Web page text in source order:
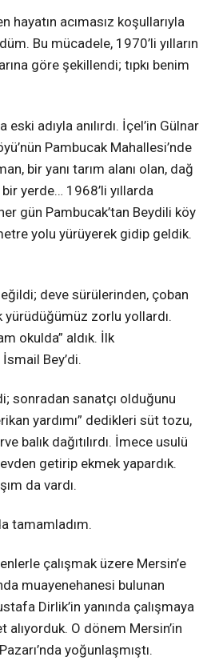
hayatın acımasız koşullarıyla
Bu mücadele, 1970’li yılların
göre şekillendi; tıpkı benim
adıyla anılırdı. İçel’in Gülnar
Pambucak Mahallesi’nde
bir yanı tarım alanı olan, dağ
yerde… 1968’li yıllarda
gün Pambucak’tan Beydili köy
yolu yürüyerek gidip geldik.
deve sürülerinden, çoban
zorlu yollardı.
okulda” aldık. İlk
Bey’di.
sonradan sanatçı olduğunu
yardımı” dedikleri süt tozu,
balık dağıtılırdı. İmece usulü
getirip ekmek yapardık.
da vardı.
tamamladım.
çalışmak üzere Mersin’e
muayenehanesi bulunan
Dirlik’in yanında çalışmaya
alıyorduk. O dönem Mersin’in
yoğunlaşmıştı.